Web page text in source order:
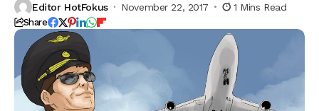
Editor HotFokus November 22, 2017 1 Mins Read
Share